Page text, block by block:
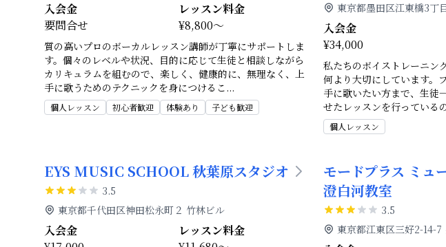
入会金
要問合せ
レッスン料金
¥8,800～
質の高いプロのボーカルレッスン講師が丁寧にサポートしま
す。個々のレベルや状況、目的に応じて生徒と相談しながら
カリキュラムを組むので、楽しく、健康的に、無理なく、上
手に歌うためのテクニックを身につけるこ...
個人レッスン 初心者歓迎 体験あり 子ども歓迎
東京都墨田区江東橋3丁
入会金
¥34,000
私たちのボイストレーニン
何より大切にしています。
手に歌いたい方まで、生徒
せたレッスンを行っている
個人レッスン
EYS MUSIC SCHOOL 秋葉原スタジオ
3.5
東京都千代田区神田松永町２ 竹林ビル
入会金
レッスン料金
モードプラス ミュ
澄白河教室
3.5
東京都江東区三好2-14-7